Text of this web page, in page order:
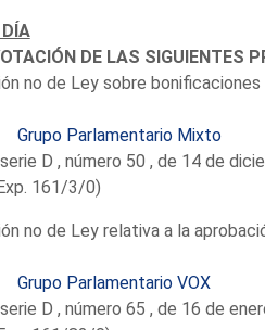
DE LAS SIGUIENTES
no de Ley sobre
Grupo Parlamentario Mixto
serie D , número 50 , de 14 de
161/3/0)
no de Ley relativa a la
Grupo Parlamentario VOX
serie D , número 65 , de 16 de